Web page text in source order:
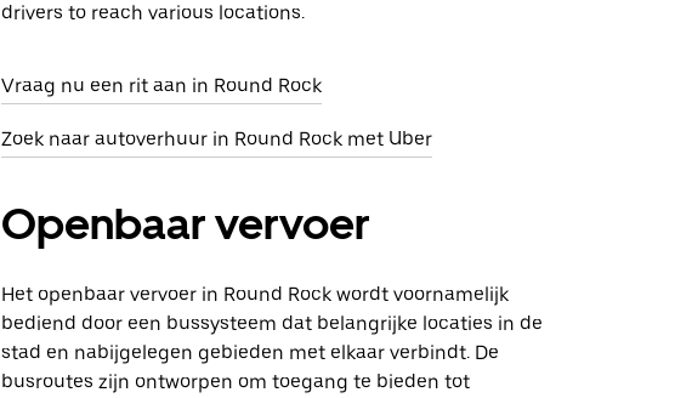
drivers to reach various locations.
Vraag nu een rit aan in Round Rock
Zoek naar autoverhuur in Round Rock met Uber
Openbaar vervoer
Het openbaar vervoer in Round Rock wordt voornamelijk
bediend door een bussysteem dat belangrijke locaties in de
stad en nabijgelegen gebieden met elkaar verbindt. De
busroutes zijn ontworpen om toegang te bieden tot